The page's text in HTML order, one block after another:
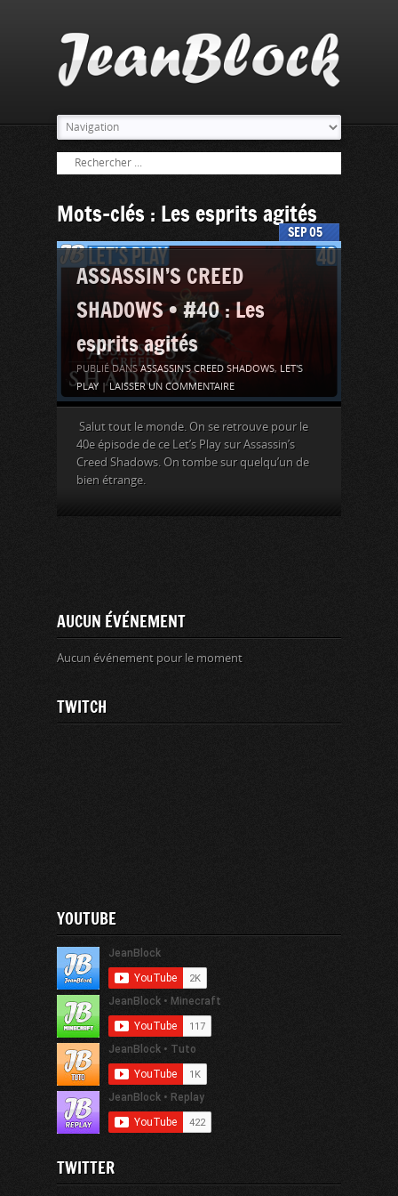
Mots-clés : Les esprits agités
05
SEP
ASSASSIN’S CREED
SHADOWS • #40 : Les
esprits agités
PUBLIÉ DANSASSASSIN'S CREED SHADOWS, LET'S
PLAY | LAISSER UN COMMENTAIRE
Salut tout le monde. On se retrouve pour le
40e épisode de ce Let’s Play sur Assassin’s
Creed Shadows. On tombe sur quelqu’un de
bien étrange.
AUCUN ÉVÉNEMENT
Aucun événement pour le moment
TWITCH
YOUTUBE
TWITTER